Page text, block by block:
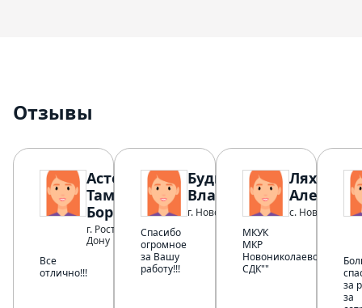
Отзывы
Астен
Тамара
Борисовна
г. Ростов-на-
Дону
Все
отлично!!!
Будник Елена
Владимировна
г. Новокузнецк
Спасибо
огромное
за Вашу
работу!!!
с.
МКУК
МКР
Новониколаевский
СДК""
за
за